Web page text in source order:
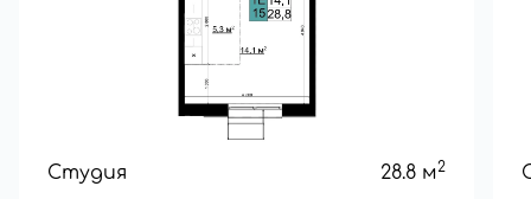
Студия 28.8 м2